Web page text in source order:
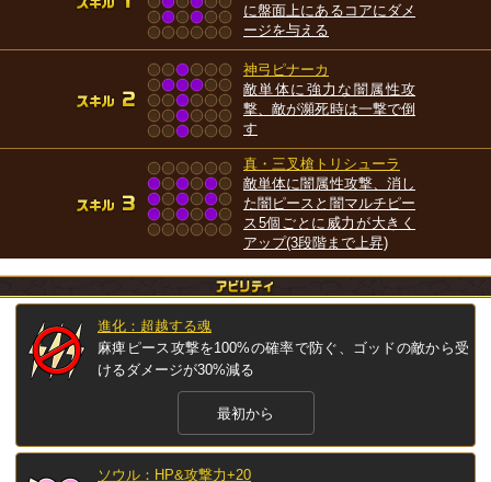
に盤面上にあるコアにダメ
ージを与える
神弓ピナーカ
敵単体に強力な闇属性攻
撃、敵が瀕死時は一撃で倒
す
真・三叉槍トリシューラ
敵単体に闇属性攻撃、消し
た闇ピースと闇マルチピー
ス5個ごとに威力が大きく
アップ(3段階まで上昇)
進化：超越する魂
麻痺ピース攻撃を100%の確率で防ぐ、ゴッドの敵から受
けるダメージが30%減る
最初から
ソウル：HP&攻撃力+20